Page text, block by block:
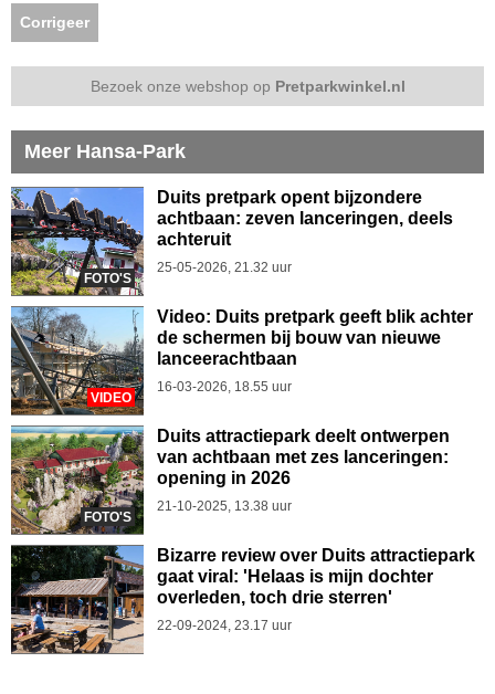
Corrigeer
Bezoek onze webshop op Pretparkwinkel.nl
Meer Hansa-Park
FOTO'S
Duits pretpark opent bijzondere
achtbaan: zeven lanceringen, deels
achteruit
25-05-2026, 21.32 uur
VIDEO
Video: Duits pretpark geeft blik achter
de schermen bij bouw van nieuwe
lanceerachtbaan
16-03-2026, 18.55 uur
FOTO'S
Duits attractiepark deelt ontwerpen
van achtbaan met zes lanceringen:
opening in 2026
21-10-2025, 13.38 uur
Bizarre review over Duits attractiepark
gaat viral: 'Helaas is mijn dochter
overleden, toch drie sterren'
22-09-2024, 23.17 uur